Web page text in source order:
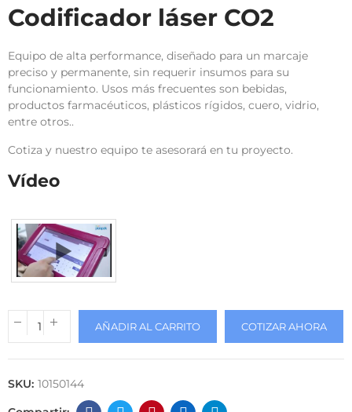
Codificador láser CO2
Equipo de alta performance, diseñado para un marcaje
preciso y permanente, sin requerir insumos para su
funcionamiento. Usos más frecuentes son bebidas,
productos farmacéuticos, plásticos rígidos, cuero, vidrio,
entre otros..
Cotiza y nuestro equipo te asesorará en tu proyecto.
Vídeo
AÑADIR AL CARRITO COTIZAR AHORA
SKU: 10150144